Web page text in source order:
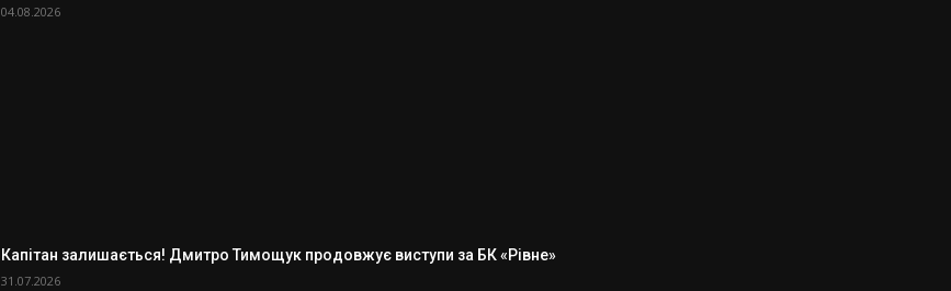
04.08.2026
Капітан залишається! Дмитро Тимощук продовжує виступи за БК «Рівне»
31.07.2026